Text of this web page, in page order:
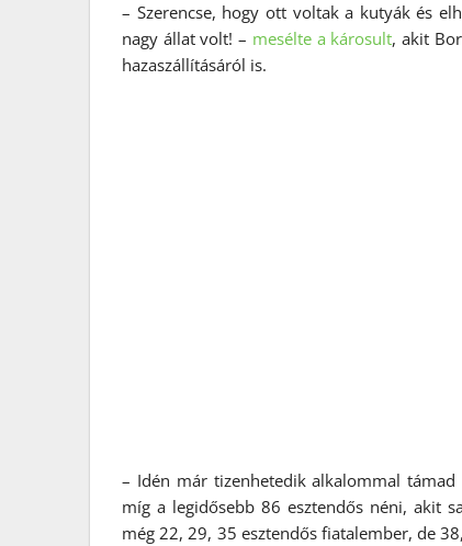
– Szerencse, hogy ott voltak a kutyák és
nagy állat volt! – mesélte a károsult, akit
hazaszállításáról is.
– Idén már tizenhetedik alkalommal
míg a legidősebb 86 esztendős néni, akit
még 22, 29, 35 esztendős fiatalember, de